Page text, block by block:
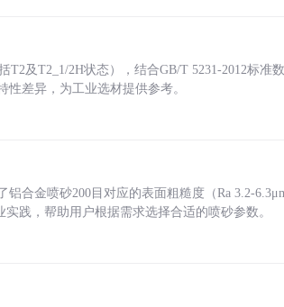
及T2_1/2H状态），结合GB/T 5231-2012标准
差异，为工业选材提供参考。
合金喷砂200目对应的表面粗糙度（Ra 3.2-
践，帮助用户根据需求选择合适的喷砂参数。